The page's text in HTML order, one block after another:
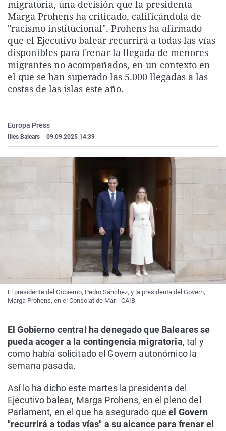
La rosa de los vientos
Gente viajera
Como el perro y el
Caso
Retornados
Equipo de
Operación Viuda
Extremadura
Galicia
La Rioja
Navarra
País Vasco
Virales
Televisión
Elecciones
migratoria, una decisión que la presidenta
Marga Prohens ha criticado, calificándola de
"racismo institucional". Prohens ha afirmado
que el Ejecutivo balear recurrirá a todas las vías
disponibles para frenar la llegada de menores
migrantes no acompañados, en un contexto en
el que se han superado las 5.000 llegadas a las
costas de las islas este año.
Europa Press
Illes Balears 09.09.2025 14:39
El presidente del Gobierno, Pedro Sánchez, y la presidenta del Govern,
Marga Prohens, en el Consolat de Mar. | CAIB
El Gobierno central ha denegado que Baleares se
pueda acoger a la contingencia migratoria, tal y
como había solicitado el Govern autonómico la
semana pasada.
Así lo ha dicho este martes la presidenta del
Ejecutivo balear, Marga Prohens, en el pleno del
Parlament, en el que ha asegurado queel Govern
"recurrirá a todas vías" a su alcance para frenar el